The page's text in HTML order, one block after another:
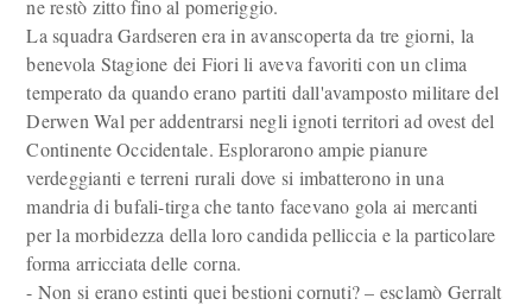
ne restò zitto fino al pomeriggio.
La squadra Gardseren era in avanscoperta da tre giorni, la
benevola Stagione dei Fiori li aveva favoriti con un clima
temperato da quando erano partiti dall'avamposto militare del
Derwen Wal per addentrarsi negli ignoti territori ad ovest del
Continente Occidentale. Esplorarono ampie pianure
verdeggianti e terreni rurali dove si imbatterono in una
mandria di bufali-tirga che tanto facevano gola ai mercanti
per la morbidezza della loro candida pelliccia e la particolare
forma arricciata delle corna.
- Non si erano estinti quei bestioni cornuti? – esclamò Gerralt